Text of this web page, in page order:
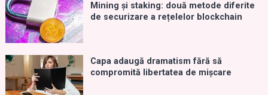
Mining și staking: două metode diferite
de securizare a rețelelor blockchain
Capa adaugă dramatism fără să
compromită libertatea de mișcare